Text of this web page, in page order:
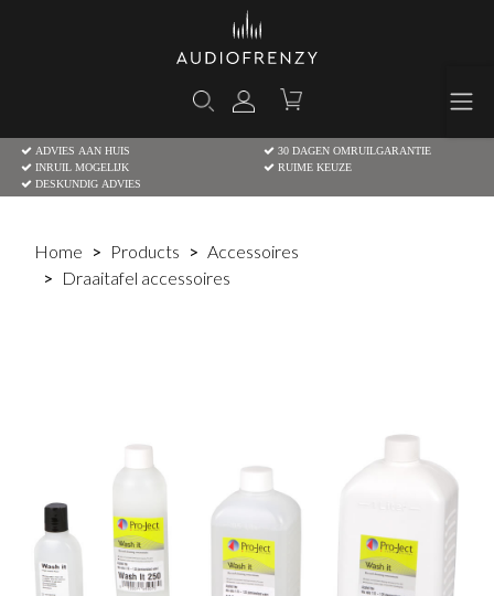
ADVIES AAN HUIS
30 DAGEN OMRUILGARANTIE
INRUIL MOGELIJK
RUIME KEUZE
DESKUNDIG ADVIES
Home Products
Accessoires
Draaitafel accessoires